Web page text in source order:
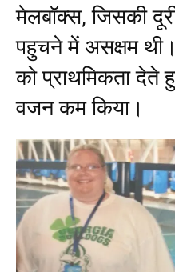
मेलबॉक्स, जिसकी
पहुचने में असक्षम
को प्राथमिकता देते
वजन कम किया।